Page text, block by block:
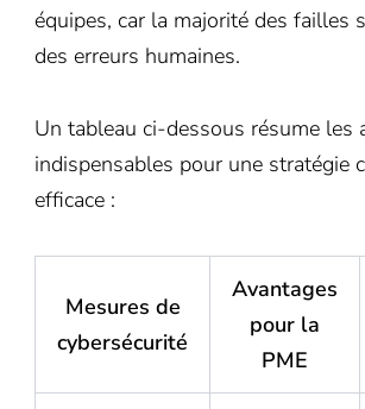
équipes, car la majorité des failles
des erreurs humaines.
Un tableau ci-dessous résume les
indispensables pour une stratégie
efficace :
Mesures de
cybersécurité
Avantages
pour la
PME